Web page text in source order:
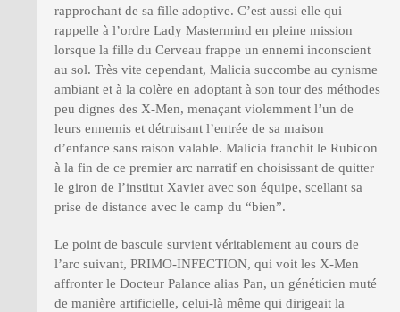
rapprochant de sa fille adoptive. C’est aussi elle qui
rappelle à l’ordre Lady Mastermind en pleine mission
lorsque la fille du Cerveau frappe un ennemi inconscient
au sol. Très vite cependant, Malicia succombe au cynisme
ambiant et à la colère en adoptant à son tour des méthodes
peu dignes des X-Men, menaçant violemment l’un de
leurs ennemis et détruisant l’entrée de sa maison
d’enfance sans raison valable. Malicia franchit le Rubicon
à la fin de ce premier arc narratif en choisissant de quitter
le giron de l’institut Xavier avec son équipe, scellant sa
prise de distance avec le camp du “bien”.
Le point de bascule survient véritablement au cours de
l’arc suivant, PRIMO-INFECTION, qui voit les X-Men
affronter le Docteur Palance alias Pan, un généticien muté
de manière artificielle, celui-là même qui dirigeait la